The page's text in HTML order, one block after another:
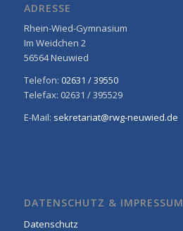
ADRESSE
Rhein-Wied-Gymnasium
Im Weidchen 2
56564 Neuwied
Telefon: 02631 / 39550
Telefax: 02631 / 395529
E-Mail: sekretariat@rwg-neuwied.de
DATENSCHUTZ & IMPRESSUM
Datenschutz